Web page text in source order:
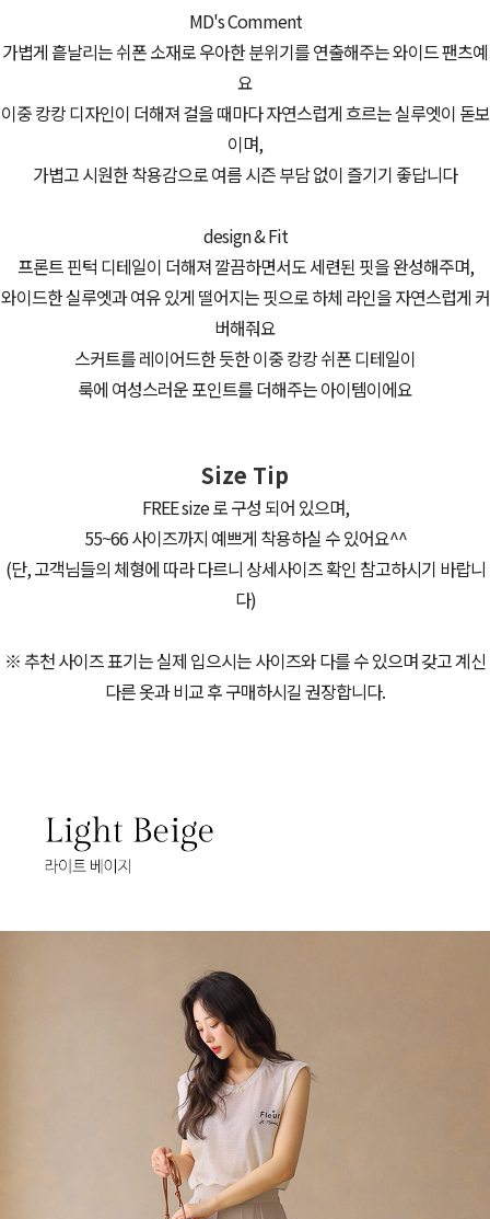
MD's Comment
가볍게 흩날리는 쉬폰 소재로 우아한 분위기를 연출해주는 와이드 팬츠예
요
이중 캉캉 디자인이 더해져 걸을 때마다 자연스럽게 흐르는 실루엣이 돋보
이며,
가볍고 시원한 착용감으로 여름 시즌 부담 없이 즐기기 좋답니다
design & Fit
프론트 핀턱 디테일이 더해져 깔끔하면서도 세련된 핏을 완성해주며,
와이드한 실루엣과 여유 있게 떨어지는 핏으로 하체 라인을 자연스럽게 커
버해줘요
스커트를 레이어드한 듯한 이중 캉캉 쉬폰 디테일이
룩에 여성스러운 포인트를 더해주는 아이템이에요
Size Tip
FREE size 로 구성 되어 있으며,
55~66 사이즈까지 예쁘게 착용하실 수 있어요^^
(단, 고객님들의 체형에 따라 다르니 상세사이즈 확인 참고하시기 바랍니
다)
※ 추천 사이즈 표기는 실제 입으시는 사이즈와 다를 수 있으며 갖고 계신
다른 옷과 비교 후 구매하시길 권장합니다.